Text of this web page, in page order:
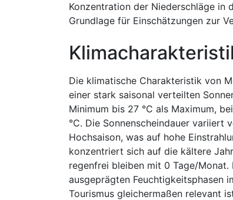
Konzentration der Niederschläge in
Grundlage für Einschätzungen zur
Die klimatische Charakteristik von
einer stark saisonal verteilten
Minimum bis 27 °C als Maximum,
°C. Die Sonnenscheindauer variiert
Hochsaison, was auf hohe
konzentriert sich auf die kältere
regenfrei bleiben mit 0 Tage/
ausgeprägten Feuchtigkeitsphasen
Tourismus gleichermaßen relevant